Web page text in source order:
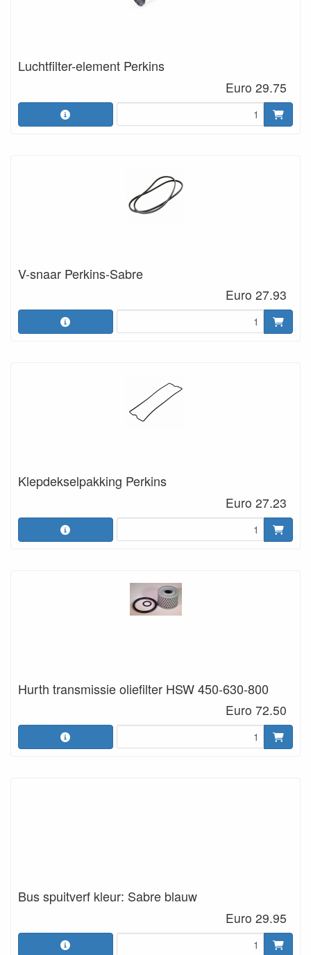
Luchtfilter-element Perkins
Euro 29.75
V-snaar Perkins-Sabre
Euro 27.93
Klepdekselpakking Perkins
Euro 27.23
Hurth transmissie oliefilter HSW 450-630-800
Euro 72.50
Bus spuitverf kleur: Sabre blauw
Euro 29.95